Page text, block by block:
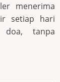
menerima
setiap hari
tanpa